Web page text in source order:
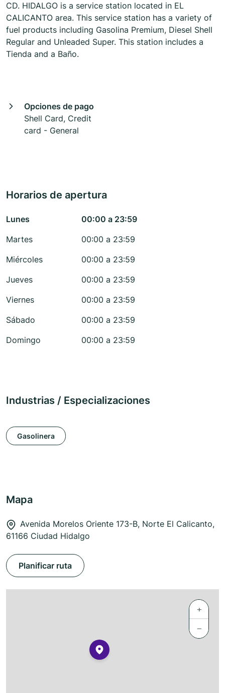
CD. HIDALGO is a service station located in EL
CALICANTO area. This service station has a variety of
fuel products including Gasolina Premium, Diesel Shell
Regular and Unleaded Super. This station includes a
Tienda and a Baño.
Opciones de pago
Shell Card, Credit
card - General
Horarios de apertura
Lunes
00:00 a 23:59
Martes
00:00 a 23:59
Miércoles
00:00 a 23:59
Jueves
00:00 a 23:59
Viernes
00:00 a 23:59
Sábado
00:00 a 23:59
Domingo
00:00 a 23:59
Industrias / Especializaciones
Gasolinera
Mapa
Avenida Morelos Oriente 173-B, Norte El Calicanto,
61166 Ciudad Hidalgo
Planificar ruta
+
−